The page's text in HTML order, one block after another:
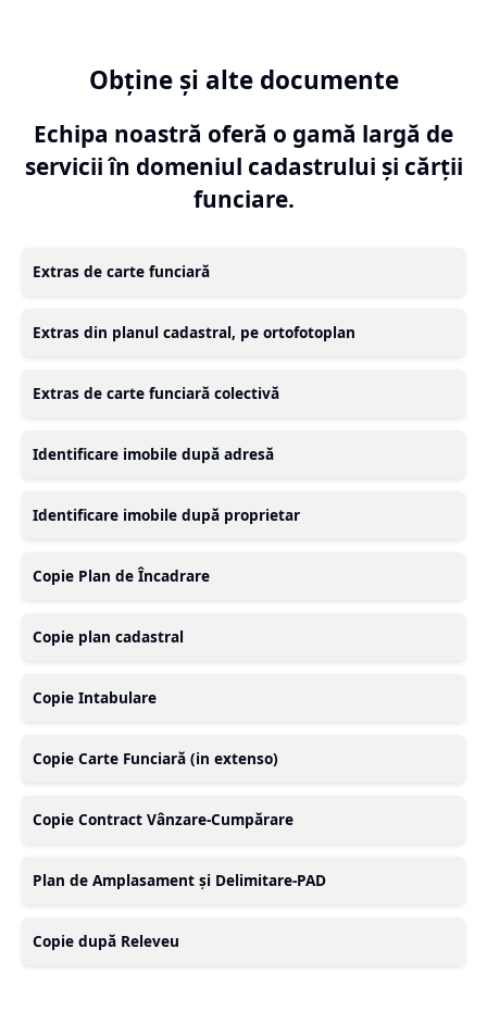
Obține și alte documente
Echipa noastră oferă o gamă largă de
servicii în domeniul cadastrului și cărții
funciare.
Extras de carte funciară
Extras din planul cadastral, pe ortofotoplan
Extras de carte funciară colectivă
Identificare imobile după adresă
Identificare imobile după proprietar
Copie Plan de Încadrare
Copie plan cadastral
Copie Intabulare
Copie Carte Funciară (in extenso)
Copie Contract Vânzare-Cumpărare
Plan de Amplasament și Delimitare-PAD
Copie după Releveu